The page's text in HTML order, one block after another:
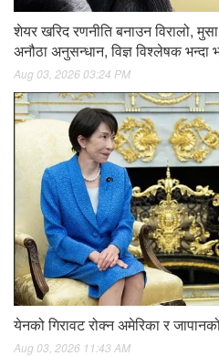
शेयर खरिद रणनीति बनाउन विरालो,
अनौठा अनुसन्धान, विज्ञ विश्लेषक भन्दा
Aug 03, 2026 03:24 PM
येनको गिरावट रोक्न अमेरिका र
Aug 03, 2026 11:43 AM